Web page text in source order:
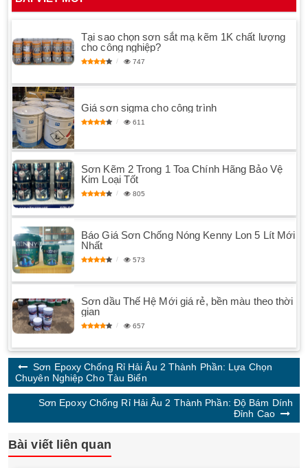
Tại sao chọn sơn sắt mạ kẽm 1K chất lượng
cho công nghiệp?
747
Giá sơn sigma cho công trình
611
Sơn Kẽm 2 Trong 1 Toa Chính Hãng Bảo Vệ
Kim Loại Tốt
805
Báo Giá Sơn Chống Nóng Kenny Lon 5 Lít Mới
Nhất
573
Sơn dầu Thế Hệ Mới giá rẻ, bền màu theo thời
gian
657
Sơn Epoxy Chống Rỉ Hải Âu 2 Thành Phần: Lựa Chọn
Chuyên Nghiệp Cho Tàu Biển
Sơn Epoxy Chống Rỉ Hải Âu 2 Thành Phần: Độ Bám Dính
Đỉnh Cao
Bài viết liên quan